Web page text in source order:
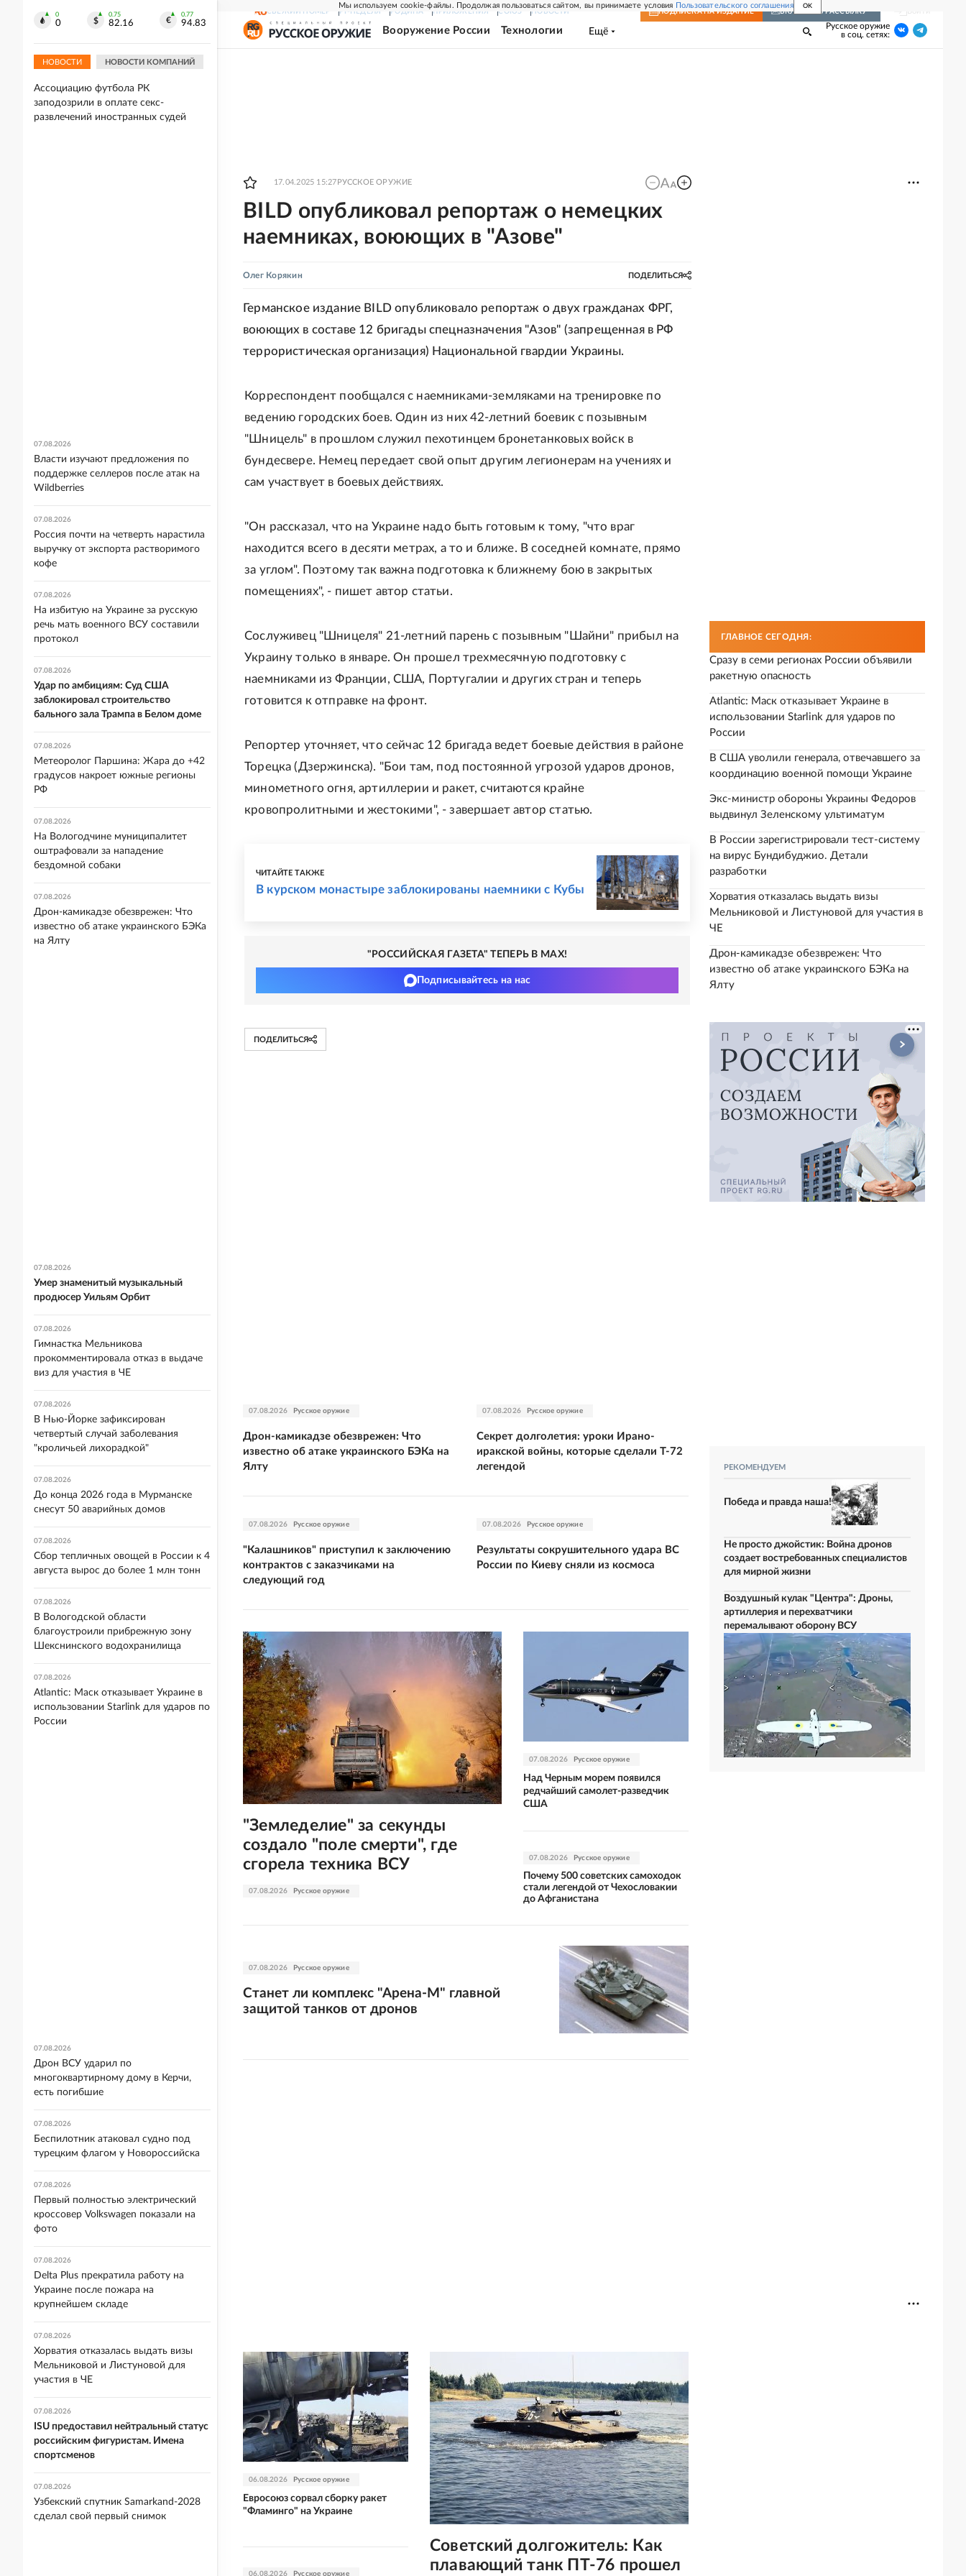
Мы используем cookie-файлы. Продолжая пользоваться сайтом, вы принимаете условия Пользовательского соглашения OK
СВЕЖИЙ НОМЕР РГ-НЕДЕЛЯ РОДИНА ПРИЛОЖЕНИЯ СОЮЗ НОВОСТИ ПОДПИСКА НА ИЗДАНИЕ ВКЛЮЧИТЬ РАССЫЛКУ
Вооружение России Технологии Ещё
Русское оружие
в соц. сетях:
17.04.2025 15:27 РУССКОЕ ОРУЖИЕ
BILD опубликовал репортаж о немецких
наемниках, воюющих в "Азове"
Олег Корякин ПОДЕЛИТЬСЯ
Германское издание BILD опубликовало репортаж о двух гражданах ФРГ,
воюющих в составе 12 бригады спецназначения "Азов" (запрещенная в РФ
террористическая организация) Национальной гвардии Украины.
Корреспондент пообщался с наемниками-земляками на тренировке по
ведению городских боев. Один из них 42-летний боевик с позывным
"Шницель" в прошлом служил пехотинцем бронетанковых войск в
бундесвере. Немец передает свой опыт другим легионерам на учениях и
сам участвует в боевых действиях.
"Он рассказал, что на Украине надо быть готовым к тому, "что враг
находится всего в десяти метрах, а то и ближе. В соседней комнате, прямо
за углом". Поэтому так важна подготовка к ближнему бою в закрытых
помещениях", - пишет автор статьи.
Сослуживец "Шницеля" 21-летний парень с позывным "Шайни" прибыл на
Украину только в январе. Он прошел трехмесячную подготовку с
наемниками из Франции, США, Португалии и других стран и теперь
готовится к отправке на фронт.
Репортер уточняет, что сейчас 12 бригада ведет боевые действия в районе
Торецка (Дзержинска). "Бои там, под постоянной угрозой ударов дронов,
минометного огня, артиллерии и ракет, считаются крайне
кровопролитными и жестокими", - завершает автор статью.
ЧИТАЙТЕ ТАКЖЕ
В курском монастыре заблокированы наемники с Кубы
"РОССИЙСКАЯ ГАЗЕТА" ТЕПЕРЬ В MAX!
Подписывайтесь на нас
ПОДЕЛИТЬСЯ
07.08.2026 Русское оружие
Дрон-камикадзе обезврежен: Что
известно об атаке украинского БЭКа на
Ялту
07.08.2026 Русское оружие
Секрет долголетия: уроки Ирано-
иракской войны, которые сделали Т-72
легендой
07.08.2026 Русское оружие
"Калашников" приступил к заключению
контрактов с заказчиками на
следующий год
07.08.2026 Русское оружие
Результаты сокрушительного удара ВС
России по Киеву сняли из космоса
07.08.2026 Русское оружие
"Земледелие" за секунды
создало "поле смерти", где
сгорела техника ВСУ
07.08.2026 Русское оружие
Над Черным морем появился
редчайший самолет-разведчик
США
07.08.2026 Русское оружие
Почему 500 советских самоходок
стали легендой от Чехословакии
до Афганистана
07.08.2026 Русское оружие
Станет ли комплекс "Арена-М" главной
защитой танков от дронов
Советский долгожитель: Как
плавающий танк ПТ-76 прошел
06.08.2026 Русское оружие
Евросоюз сорвал сборку ракет
"Фламинго" на Украине
06.08.2026 Русское оружие
ГЛАВНОЕ СЕГОДНЯ:
Сразу в семи регионах России объявили
ракетную опасность
Atlantic: Маск отказывает Украине в
использовании Starlink для ударов по
России
В США уволили генерала, отвечавшего за
координацию военной помощи Украине
Экс-министр обороны Украины Федоров
выдвинул Зеленскому ультиматум
В России зарегистрировали тест-систему
на вирус Бундибуджио. Детали
разработки
Хорватия отказалась выдать визы
Мельниковой и Листуновой для участия в
ЧЕ
Дрон-камикадзе обезврежен: Что
известно об атаке украинского БЭКа на
Ялту
РЕКОМЕНДУЕМ
Победа и правда наша!
Не просто джойстик: Война дронов
создает востребованных специалистов
для мирной жизни
Воздушный кулак "Центра": Дроны,
артиллерия и перехватчики
перемалывают оборону ВСУ
0
0
0.75
82.16
0.77
94.83
НОВОСТИ НОВОСТИ КОМПАНИЙ
Mash: Мать двоих детей из России
впала в кому из-за сильной жары на
Ассоциацию футбола РК
заподозрили в оплате секс-
развлечений иностранных судей
07.08.2026
Власти изучают предложения по
поддержке селлеров после атак на
Wildberries
07.08.2026
Россия почти на четверть нарастила
выручку от экспорта растворимого
кофе
07.08.2026
На избитую на Украине за русскую
речь мать военного ВСУ составили
протокол
07.08.2026
Удар по амбициям: Суд США
заблокировал строительство
бального зала Трампа в Белом доме
07.08.2026
Метеоролог Паршина: Жара до +42
градусов накроет южные регионы
РФ
07.08.2026
На Вологодчине муниципалитет
оштрафовали за нападение
бездомной собаки
07.08.2026
Дрон-камикадзе обезврежен: Что
известно об атаке украинского БЭКа
на Ялту
07.08.2026
Умер знаменитый музыкальный
продюсер Уильям Орбит
07.08.2026
Гимнастка Мельникова
прокомментировала отказ в выдаче
виз для участия в ЧЕ
07.08.2026
В Нью-Йорке зафиксирован
четвертый случай заболевания
"кроличьей лихорадкой"
07.08.2026
До конца 2026 года в Мурманске
снесут 50 аварийных домов
07.08.2026
Сбор тепличных овощей в России к 4
августа вырос до более 1 млн тонн
07.08.2026
В Вологодской области
благоустроили прибрежную зону
Шекснинского водохранилища
07.08.2026
Atlantic: Маск отказывает Украине в
использовании Starlink для ударов по
России
07.08.2026
Дрон ВСУ ударил по
многоквартирному дому в Керчи,
есть погибшие
07.08.2026
Беспилотник атаковал судно под
турецким флагом у Новороссийска
07.08.2026
Первый полностью электрический
кроссовер Volkswagen показали на
фото
07.08.2026
Delta Plus прекратила работу на
Украине после пожара на
крупнейшем складе
07.08.2026
Хорватия отказалась выдать визы
Мельниковой и Листуновой для
участия в ЧЕ
07.08.2026
ISU предоставил нейтральный статус
российским фигуристам. Имена
спортсменов
07.08.2026
Узбекский спутник Samarkand-2028
сделал свой первый снимок